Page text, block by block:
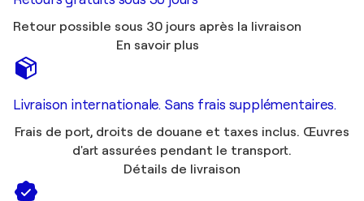
Retour possible sous 30 jours après la livraison
En savoir plus
Livraison internationale. Sans frais supplémentaires.
Frais de port, droits de douane et taxes inclus. Œuvres
d'art assurées pendant le transport.
Détails de livraison